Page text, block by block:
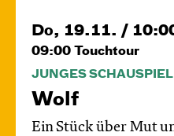
Do, 19.11. /
09:00 Touchtour
JUNGES SCHAUSPIEL
Wolf
Ein Stück über Mut